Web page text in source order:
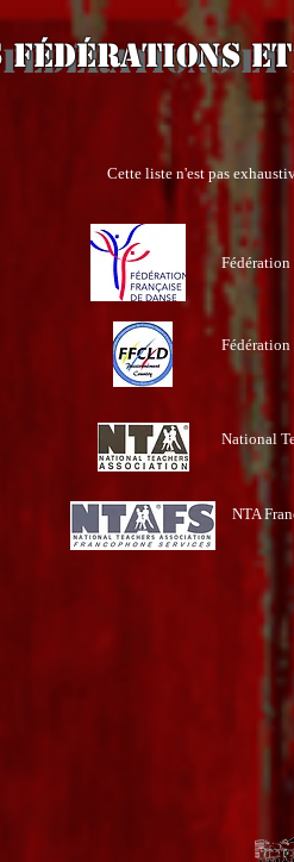
FÉDÉRATIONS
Cette liste n'est pas
Fédération
National
NTA